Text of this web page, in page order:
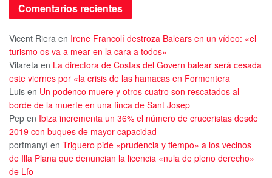
Comentarios recientes
Vicent Riera en Irene Francolí destroza Balears en un vídeo: «el
turismo os va a mear en la cara a todos»
Vilareta en La directora de Costas del Govern balear será cesada
este viernes por «la crisis de las hamacas en Formentera
Luis en Un podenco muere y otros cuatro son rescatados al
borde de la muerte en una finca de Sant Josep
Pep en Ibiza incrementa un 36% el número de cruceristas desde
2019 con buques de mayor capacidad
portmanyí en Triguero pide «prudencia y tiempo» a los vecinos
de Illa Plana que denuncian la licencia «nula de pleno derecho»
de Lío